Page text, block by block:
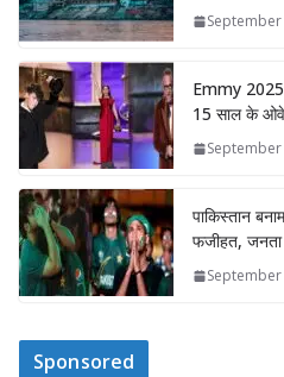
Emmy
15 साल के
पाकिस्तान
फजीहत,
Sponsored